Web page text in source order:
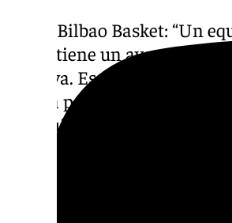
Surne Bilbao Basket: “Un
y solo tiene un average
positiva. Es un equipo que
que ha perdido dos
un equipo entra en esa